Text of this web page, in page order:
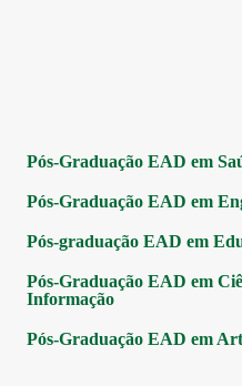
Pós-Graduação EAD em
Pós-Graduação EAD em
Pós-graduação EAD em
Pós-Graduação EAD em
Informação
Pós-Graduação EAD em